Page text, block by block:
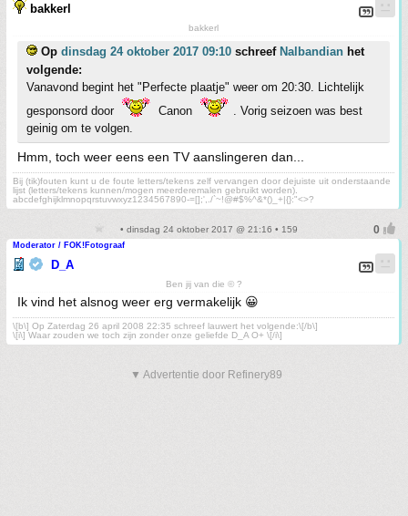
bakkerl
bakkerl
Op dinsdag 24 oktober 2017 09:10 schreef Nalbandian het
volgende:
Vanavond begint het "Perfecte plaatje" weer om 20:30. Lichtelijk
gesponsord door
Canon
. Vorig seizoen was best
geinig om te volgen.
Hmm, toch weer eens een TV aanslingeren dan...
Bij (tik)fouten kunt u de foute letters/tekens zelf vervangen door dejuiste uit onderstaande
lijst (letters/tekens kunnen/mogen meerderemalen gebruikt worden).
abcdefghijklmnopqrstuvwxyz1234567890-=[];',./`~!@#$%^&*()_+|{}:"<>?
• dinsdag 24 oktober 2017 @ 21:16 • 159
Moderator / FOK!Fotograaf
D_A
Ben jij van die © ?
Ik vind het alsnog weer erg vermakelijk 😀
\[b\] Op Zaterdag 26 april 2008 22:35 schreef lauwert het volgende:\[/b\]
\[i\] Waar zouden we toch zijn zonder onze geliefde D_A O+ \[/i\]
▼ Advertentie door Refinery89